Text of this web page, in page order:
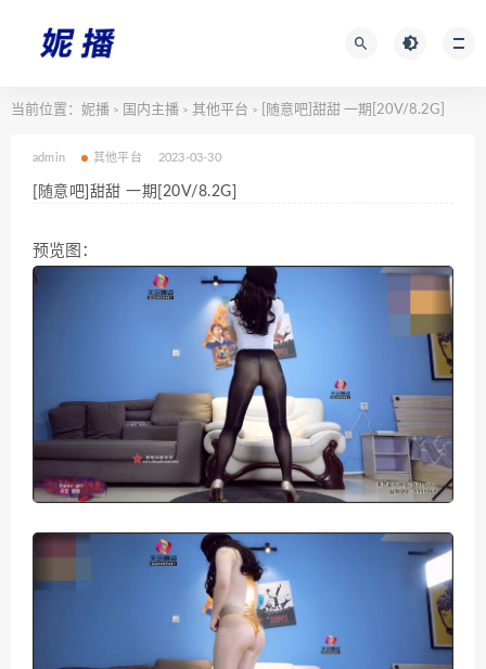
当前位置： 妮播 > 国内主播 > 其他平台 > [随意吧]甜甜 一期[20V/8.2G]
admin 其他平台 2023-03-30
[随意吧]甜甜 一期[20V/8.2G]
预览图：